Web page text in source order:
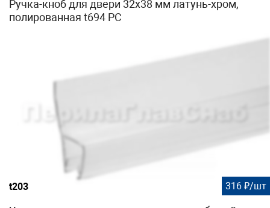
Ручка-кноб для двери 32х38 мм латунь-хром,
полированная t694 PC
t203 316 ₽/шт